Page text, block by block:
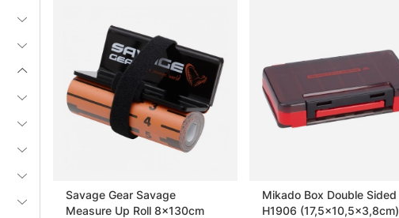
Savage Gear Savage
Measure Up Roll 8x130cm
Mikado Box Double Sided
H1906 (17,5x10,5x3,8cm)